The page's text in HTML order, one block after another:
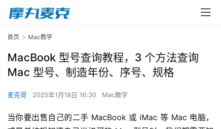
首页 Mac教学
MacBook 型号查询教程，3 个方法查询
Mac 型号、制造年份、序号、规格
麦克哥 2025年1月18日 16:30 Mac教学
当你要出售自己的二手 MacBook 或 iMac 等 Mac 电脑，